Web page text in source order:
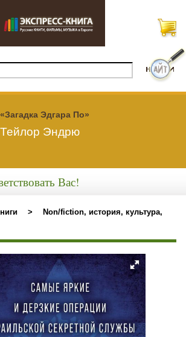
«Загадка Эдгара По»
Тейлор Эндрю
Вас!
>
Non/fiction, история, культура,